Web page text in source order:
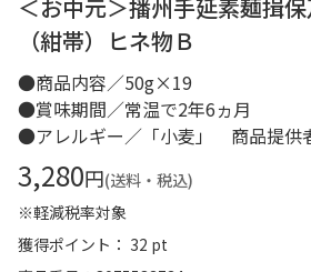
＜お中元＞播州手延素麺揖
（紺帯）ヒネ物Ｂ
●商品内容／50g×19
●賞味期間／常温で2年6ヵ月
●アレルギー／「小麦」 商品提供
3,280円(送料・税込)
※軽減税率対象
獲得ポイント： 32 pt